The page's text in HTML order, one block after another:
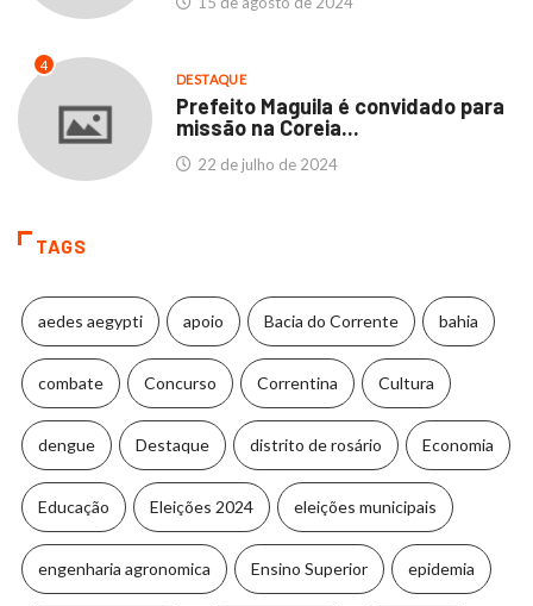
4
DESTAQUE
Prefeito Maguila é convidado para
missão na Coreia...
22 de julho de 2024
TAGS
aedes aegypti apoio Bacia do Corrente bahia
combate Concurso Correntina Cultura
dengue Destaque distrito de rosário Economia
Educação Eleições 2024 eleições municipais
engenharia agronomica Ensino Superior epidemia